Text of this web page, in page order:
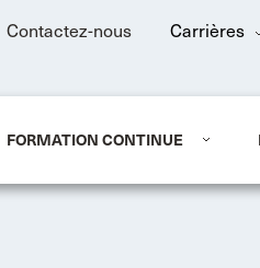
Contactez-nous Carrières
FORMATION CONTINUE